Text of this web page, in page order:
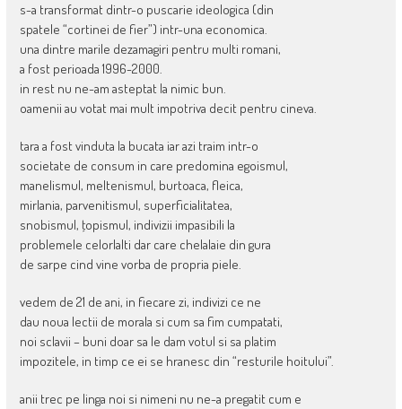
s-a transformat dintr-o puscarie ideologica (din
spatele “cortinei de fier”) intr-una economica.
una dintre marile dezamagiri pentru multi romani,
a fost perioada 1996-2000.
in rest nu ne-am asteptat la nimic bun.
oamenii au votat mai mult impotriva decit pentru cineva.
tara a fost vinduta la bucata iar azi traim intr-o
societate de consum in care predomina egoismul,
manelismul, meltenismul, burtoaca, fleica,
mirlania, parvenitismul, superficialitatea,
snobismul, ţopismul, indivizii impasibili la
problemele celorlalti dar care chelalaie din gura
de sarpe cind vine vorba de propria piele.
vedem de 21 de ani, in fiecare zi, indivizi ce ne
dau noua lectii de morala si cum sa fim cumpatati,
noi sclavii – buni doar sa le dam votul si sa platim
impozitele, in timp ce ei se hranesc din “resturile hoitului”.
anii trec pe linga noi si nimeni nu ne-a pregatit cum e